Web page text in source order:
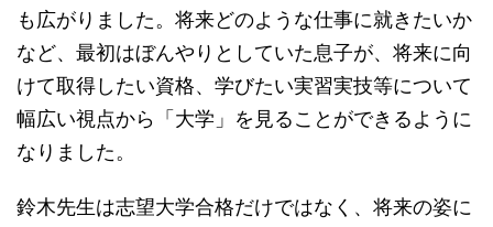
も広がりました。将来どのような仕事に就きたいか
など、最初はぼんやりとしていた息子が、将来に向
けて取得したい資格、学びたい実習実技等について
幅広い視点から「大学」を見ることができるように
なりました。
鈴木先生は志望大学合格だけではなく、将来の姿に